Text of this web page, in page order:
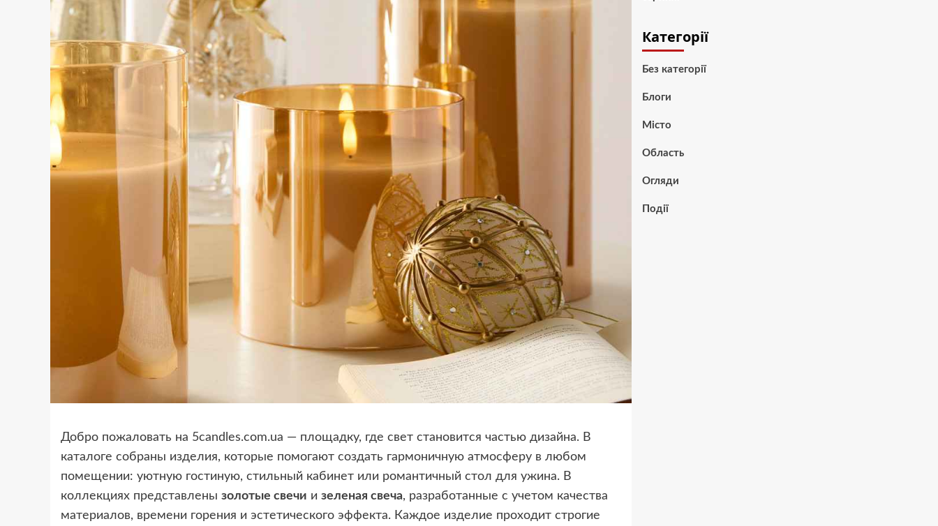
Добро пожаловать на 5candles.com.ua — площадку, где свет становится частью дизайна. В
каталоге собраны изделия, которые помогают создать гармоничную атмосферу в любом
помещении: уютную гостиную, стильный кабинет или романтичный стол для ужина. В
коллекциях представлены золотые свечи и зеленая свеча, разработанные с учетом качества
материалов, времени горения и эстетического эффекта. Каждое изделие проходит строгие
Категорії
Без категорії
Блоги
Місто
Область
Огляди
Події